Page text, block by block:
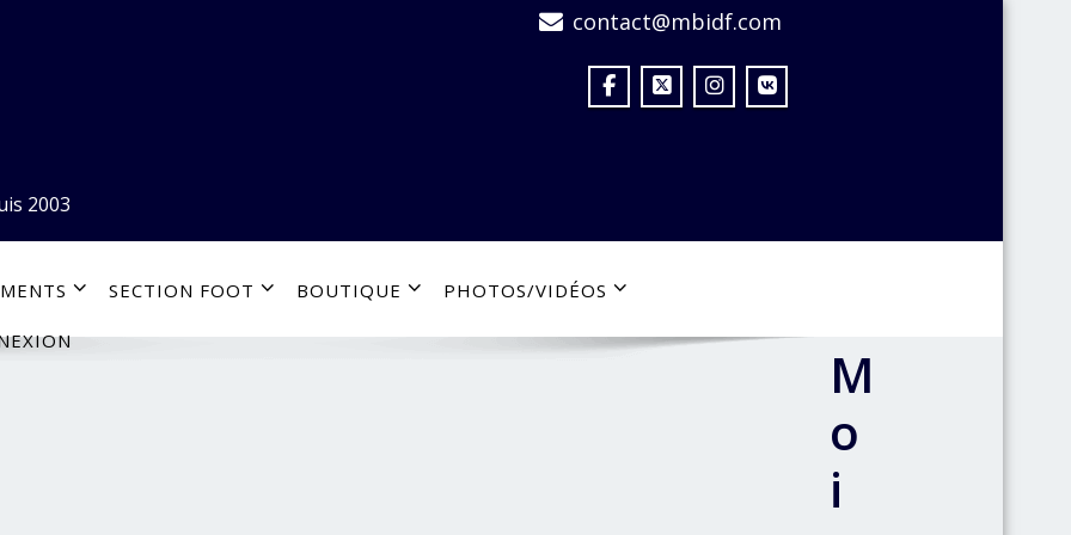
2003
contact@mbidf.com
SECTION FOOT BOUTIQUE PHOTOS/VIDÉOS
M
o
i